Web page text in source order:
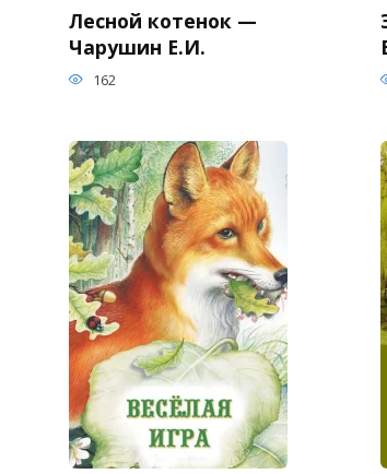
Лесной котенок —
Чарушин Е.И.
162